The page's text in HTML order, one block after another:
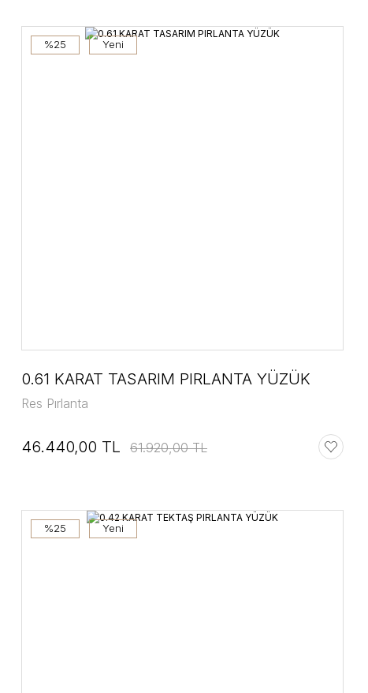
%25 Yeni
0.61 KARAT TASARIM PIRLANTA YÜZÜK
Res Pırlanta
46.440,00 TL 61.920,00 TL
%25 Yeni